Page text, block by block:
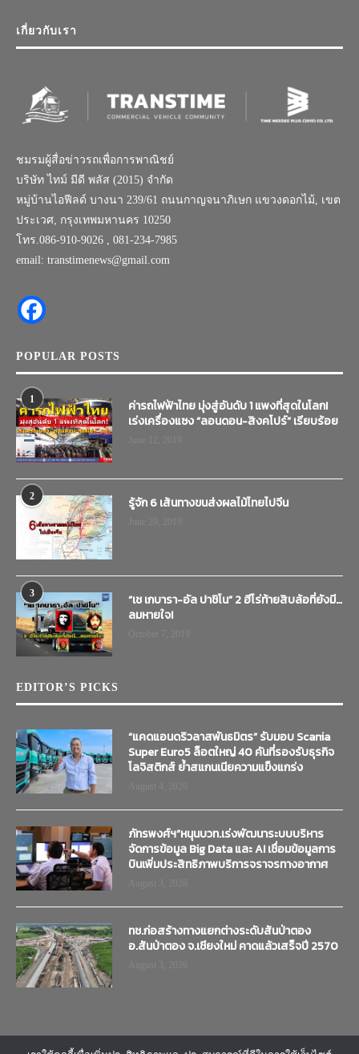
เกี่ยวกับเรา
ชมรมผู้สื่อข่าวรถเพื่อการพาณิชย์
บริษัท ไทม์ มีดี พลัส (2015) จำกัด
หมู่บ้านไอฟีลด์ บางนา 239/61 ถนนกาญจนาภิเษก แขวงดอกไม้, เขต
ประเวศ, กรุงเทพมหานคร 10250
โทร.086-910-9026 , 081-234-7985
email: transtimenews@gmail.com
POPULAR POSTS
1
ค่ารถไฟฟ้าไทย มุ่งสู่อันดับ 1 แพงที่สุดในโลก!
เร่งเครื่องแซง “ลอนดอน-สิงคโปร์” เรียบร้อย
2 รู้จัก 6 เส้นทางขนส่งผลไม้ไทยไปจีน
3
“เช เกบารา-อัล ปาชิโน” 2 ฮีโร่ท้ายสิบล้อที่ยังมี…
ลมหายใจ!
EDITOR’S PICKS
“แคดแอนดริวลาสพันธมิตร” รับมอบ Scania
Super Euro5 ล็อตใหญ่ 40 คันที่รองรับธุรกิจ
โลจิสติกส์ ย้ำสแกนเนียความแข็งแกร่ง
ภัทรพงศ์ฯ”หนุนบวท.เร่งพัฒนาระบบบริหาร
จัดการข้อมูล Big Data และ AI เชื่อมข้อมูลการ
บินเพิ่มประสิทธิภาพบริการจราจรทางอากาศ
ทช.ก่อสร้างทางแยกต่างระดับสันป่าตอง
อ.สันป่าตอง จ.เชียงใหม่ คาดแล้วเสร็จปี 2570